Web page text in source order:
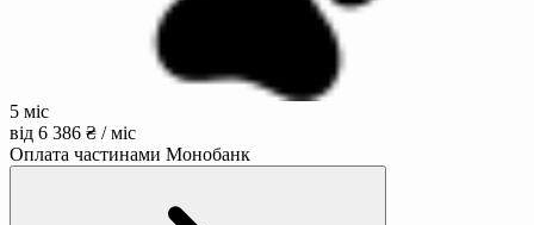
5 міс
від 6 386 ₴ / міс
Оплата частинами Монобанк